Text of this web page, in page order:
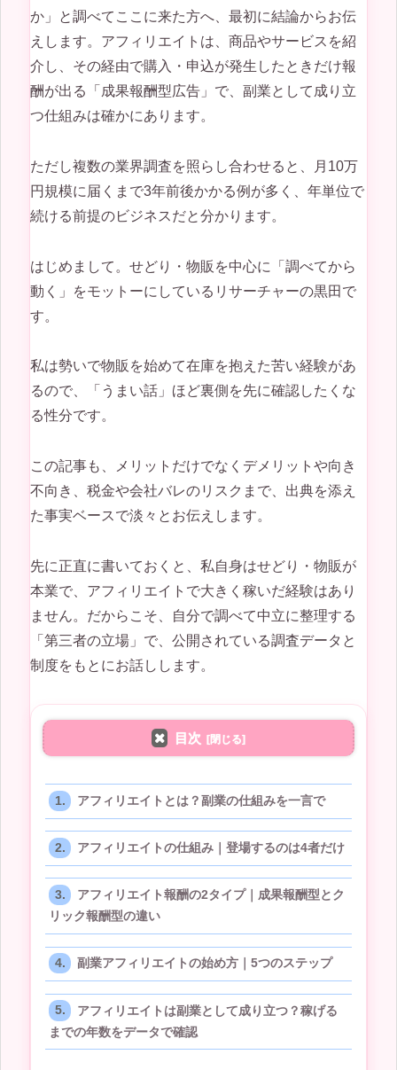
か」と調べてここに来た方へ、最初に結論からお伝
えします。アフィリエイトは、商品やサービスを紹
介し、その経由で購入・申込が発生したときだけ報
酬が出る「成果報酬型広告」で、副業として成り立
つ仕組みは確かにあります。
ただし複数の業界調査を照らし合わせると、月10万
円規模に届くまで3年前後かかる例が多く、年単位で
続ける前提のビジネスだと分かります。
はじめまして。せどり・物販を中心に「調べてから
動く」をモットーにしているリサーチャーの黒田で
す。
私は勢いで物販を始めて在庫を抱えた苦い経験があ
るので、「うまい話」ほど裏側を先に確認したくな
る性分です。
この記事も、メリットだけでなくデメリットや向き
不向き、税金や会社バレのリスクまで、出典を添え
た事実ベースで淡々とお伝えします。
先に正直に書いておくと、私自身はせどり・物販が
本業で、アフィリエイトで大きく稼いだ経験はあり
ません。だからこそ、自分で調べて中立に整理する
「第三者の立場」で、公開されている調査データと
制度をもとにお話しします。
目次
アフィリエイトとは？副業の仕組みを一言で
アフィリエイトの仕組み｜登場するのは4者だけ
アフィリエイト報酬の2タイプ｜成果報酬型とク
リック報酬型の違い
副業アフィリエイトの始め方｜5つのステップ
アフィリエイトは副業として成り立つ？稼げる
までの年数をデータで確認